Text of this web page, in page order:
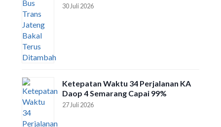
30 Juli 2026
Ketepatan Waktu 34 Perjalanan KA
Daop 4 Semarang Capai 99%
27 Juli 2026